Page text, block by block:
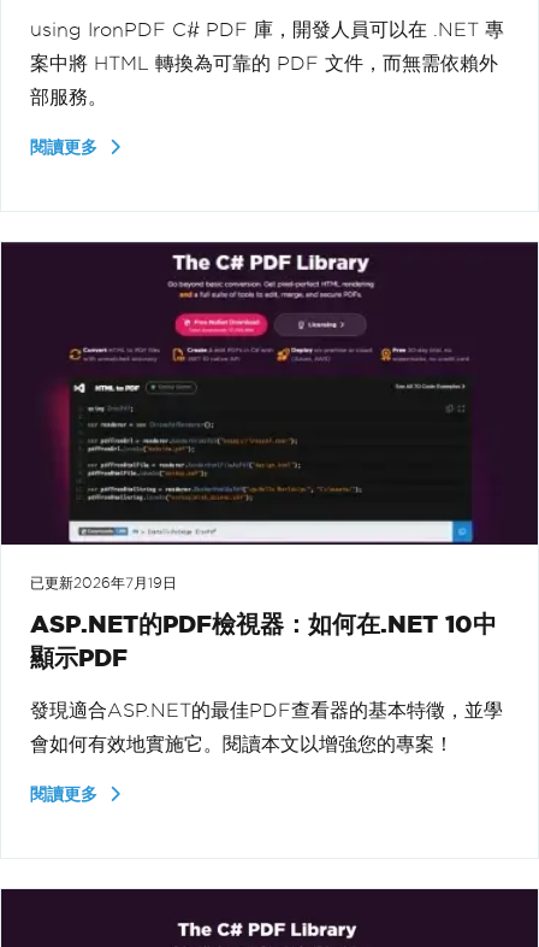
using IronPDF C# PDF 庫，開發人員可以在 .NET 專
案中將 HTML 轉換為可靠的 PDF 文件，而無需依賴外
部服務。
閱讀更多
已更新2026年7月19日
ASP.NET的PDF檢視器：如何在.NET 10中
顯示PDF
發現適合ASP.NET的最佳PDF查看器的基本特徵，並學
會如何有效地實施它。閱讀本文以增強您的專案！
閱讀更多